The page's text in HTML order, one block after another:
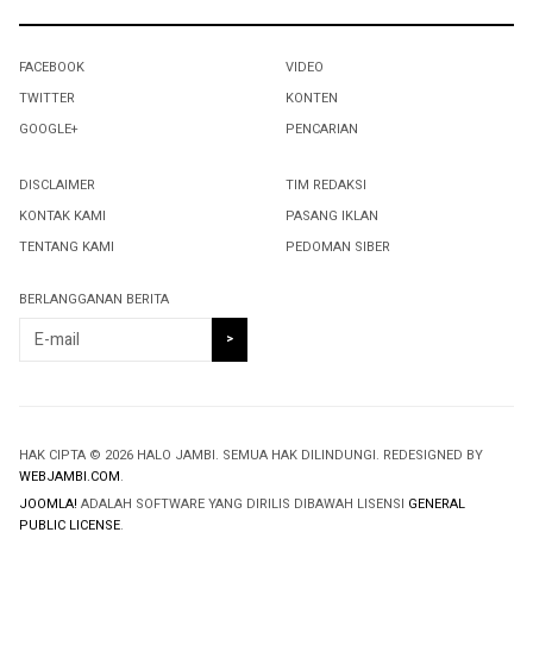
FACEBOOK
TWITTER
GOOGLE+
VIDEO
KONTEN
PENCARIAN
DISCLAIMER
KONTAK KAMI
TENTANG KAMI
TIM REDAKSI
PASANG IKLAN
PEDOMAN SIBER
BERLANGGANAN BERITA
HAK CIPTA © 2026 HALO JAMBI. SEMUA HAK DILINDUNGI. REDESIGNED BY
WEBJAMBI.COM.
JOOMLA! ADALAH SOFTWARE YANG DIRILIS DIBAWAH LISENSI GENERAL
PUBLIC LICENSE.